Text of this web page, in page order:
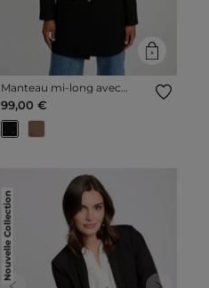
Manteau mi-long avec
boutons noir femme
99,00 €
Nouvelle Collection